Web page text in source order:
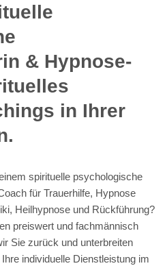
& Hypnose-
in Ihrer
spirituelle psychologische
für Trauerhilfe, Hypnose
Heilhypnose und Rückführung?
preiswert und fachmännisch
Sie zurück und unterbreiten
individuelle Dienstleistung im